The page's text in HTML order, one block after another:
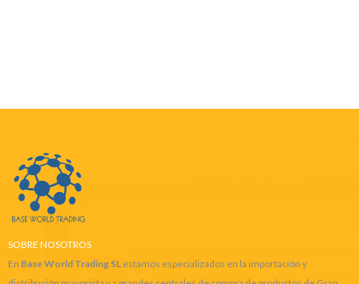
SOBRE NOSOTROS
En Base World Trading SL estamos especializados en la importación y